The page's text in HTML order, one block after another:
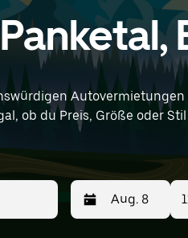
ob du Preis, Größe oder
(z. B. Berlin